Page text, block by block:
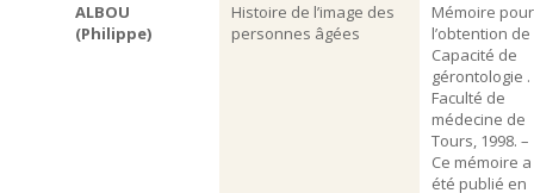
ALBOU
(Philippe)
Histoire de l’image des
personnes âgées
Mémoire pour
l’obtention de
Capacité de
gérontologie .
Faculté de
médecine de
Tours, 1998. –
Ce mémoire a
été publié en